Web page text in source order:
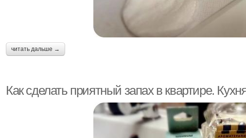
читать дальше →
Как сделать приятный запах в квартире.